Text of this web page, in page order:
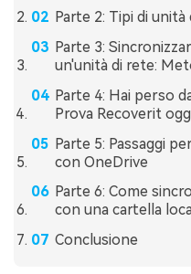
Parte 2: Tipi di unità
Parte 3:
un'unità di rete:
Parte 4: Hai perso
Prova Recoverit
Parte 5: Passaggi
con OneDrive
Parte 6: Come
con una cartella
Conclusione